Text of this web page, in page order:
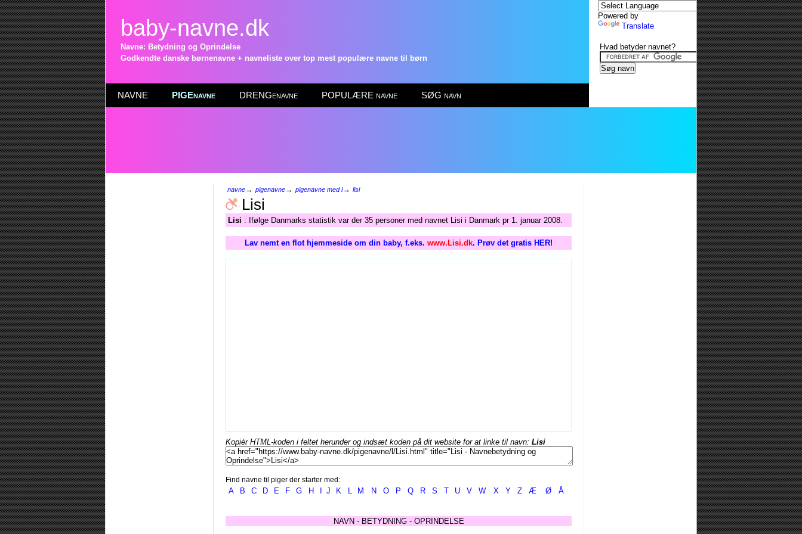
baby-navne.dk
Navne: Betydning og Oprindelse
Godkendte danske børnenavne + navneliste over top mest populære navne til børn
NAVNE PIGEnavne DRENGenavne POPULÆRE navne SØG navn
navne→ pigenavne→ pigenavne med l→ lisi
Lisi
Lisi : Ifølge Danmarks statistik var der 35 personer med navnet Lisi i Danmark pr 1. januar 2008.
Lav nemt en flot hjemmeside om din baby, f.eks. www.Lisi.dk. Prøv det gratis HER!
Kopiér HTML-koden i feltet herunder og indsæt koden på dit website for at linke til navn: Lisi
Find navne til piger der starter med:
A B C D E F G H J K L M N O P Q R S T U V W X Y Z Æ Ø Å
NAVN - BETYDNING - OPRINDELSE
Powered by
Translate
Hvad betyder navnet?